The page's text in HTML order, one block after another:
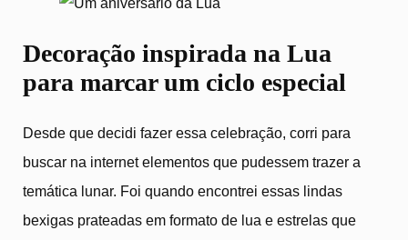
Decoração inspirada na Lua
para marcar um ciclo especial
Desde que decidi fazer essa celebração, corri para
buscar na internet elementos que pudessem trazer a
temática lunar. Foi quando encontrei essas lindas
bexigas prateadas em formato de lua e estrelas que